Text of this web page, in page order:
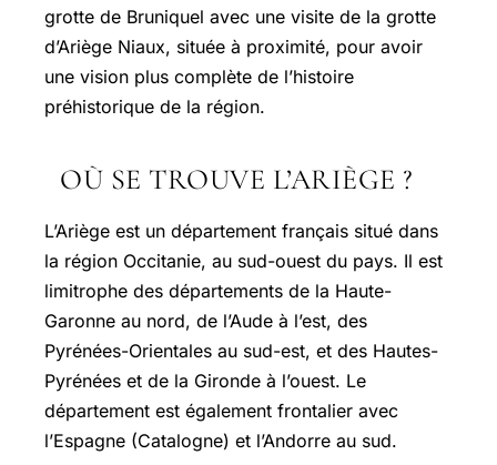
grotte de Bruniquel avec une visite de la grotte
d’Ariège Niaux, située à proximité, pour avoir
une vision plus complète de l’histoire
préhistorique de la région.
OÙ SE TROUVE L’ARIÈGE ?
L’Ariège est un département français situé dans
la région Occitanie, au sud-ouest du pays. Il est
limitrophe des départements de la Haute-
Garonne au nord, de l’Aude à l’est, des
Pyrénées-Orientales au sud-est, et des Hautes-
Pyrénées et de la Gironde à l’ouest. Le
département est également frontalier avec
l’Espagne (Catalogne) et l’Andorre au sud.